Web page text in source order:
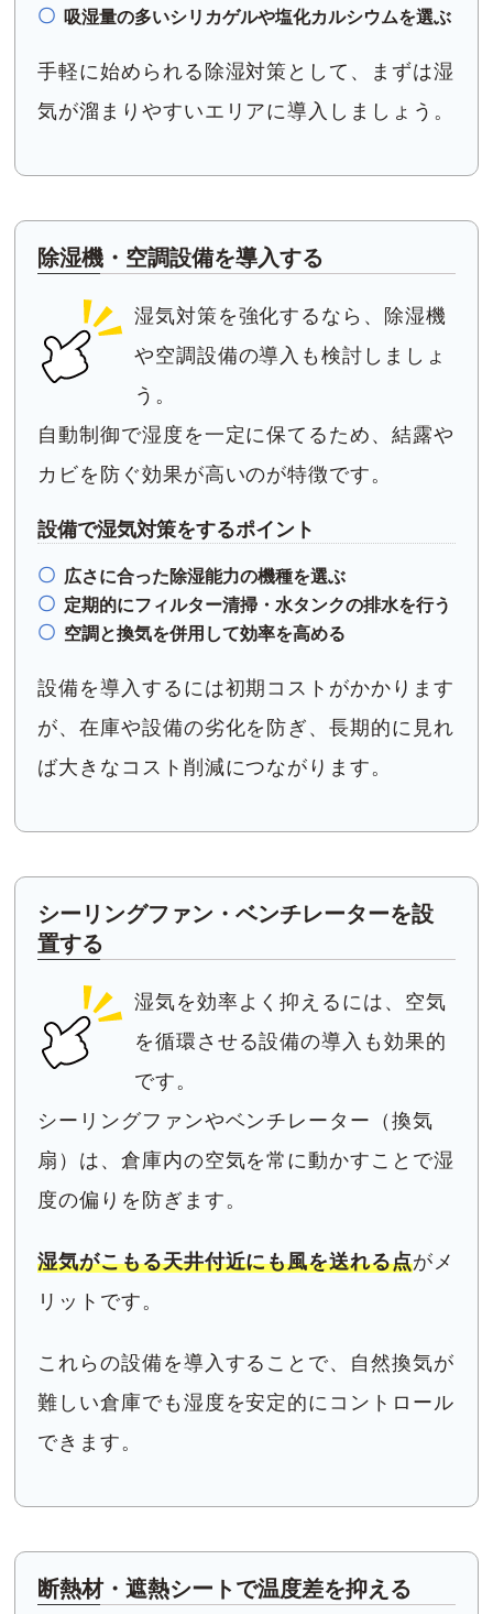
吸湿量の多いシリカゲルや塩化カルシウムを選ぶ
手軽に始められる除湿対策として、まずは湿
気が溜まりやすいエリアに導入しましょう。
除湿機・空調設備を導入する
湿気対策を強化するなら、除湿機
や空調設備の導入も検討しましょ
う。
自動制御で湿度を一定に保てるため、結露や
カビを防ぐ効果が高いのが特徴です。
設備で湿気対策をするポイント
広さに合った除湿能力の機種を選ぶ
定期的にフィルター清掃・水タンクの排水を行う
空調と換気を併用して効率を高める
設備を導入するには初期コストがかかります
が、在庫や設備の劣化を防ぎ、長期的に見れ
ば大きなコスト削減につながります。
シーリングファン・ベンチレーターを設
置する
湿気を効率よく抑えるには、空気
を循環させる設備の導入も効果的
です。
シーリングファンやベンチレーター（換気
扇）は、倉庫内の空気を常に動かすことで湿
度の偏りを防ぎます。
湿気がこもる天井付近にも風を送れる点がメ
リットです。
これらの設備を導入することで、自然換気が
難しい倉庫でも湿度を安定的にコントロール
できます。
断熱材・遮熱シートで温度差を抑える